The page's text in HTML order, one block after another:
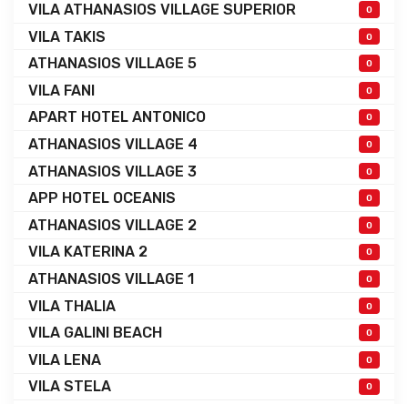
VILA ATHANASIOS VILLAGE SUPERIOR 0
VILA TAKIS 0
ATHANASIOS VILLAGE 5 0
VILA FANI 0
APART HOTEL ANTONICO 0
ATHANASIOS VILLAGE 4 0
ATHANASIOS VILLAGE 3 0
APP HOTEL OCEANIS 0
ATHANASIOS VILLAGE 2 0
VILA KATERINA 2 0
ATHANASIOS VILLAGE 1 0
VILA THALIA 0
VILA GALINI BEACH 0
VILA LENA 0
VILA STELA 0